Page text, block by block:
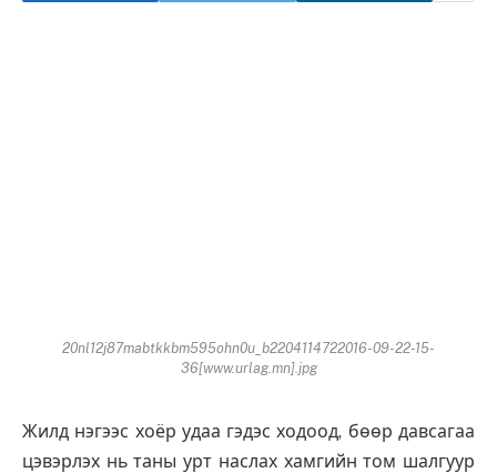
20nl12j87mabtkkbm595ohn0u_b2204114722016-09-22-15-
36[www.urlag.mn].jpg
Жилд нэгээс хоёр удаа гэдэс ходоод, бөөр давсагаа
цэвэрлэх нь таны урт наслах хамгийн том шалгуур